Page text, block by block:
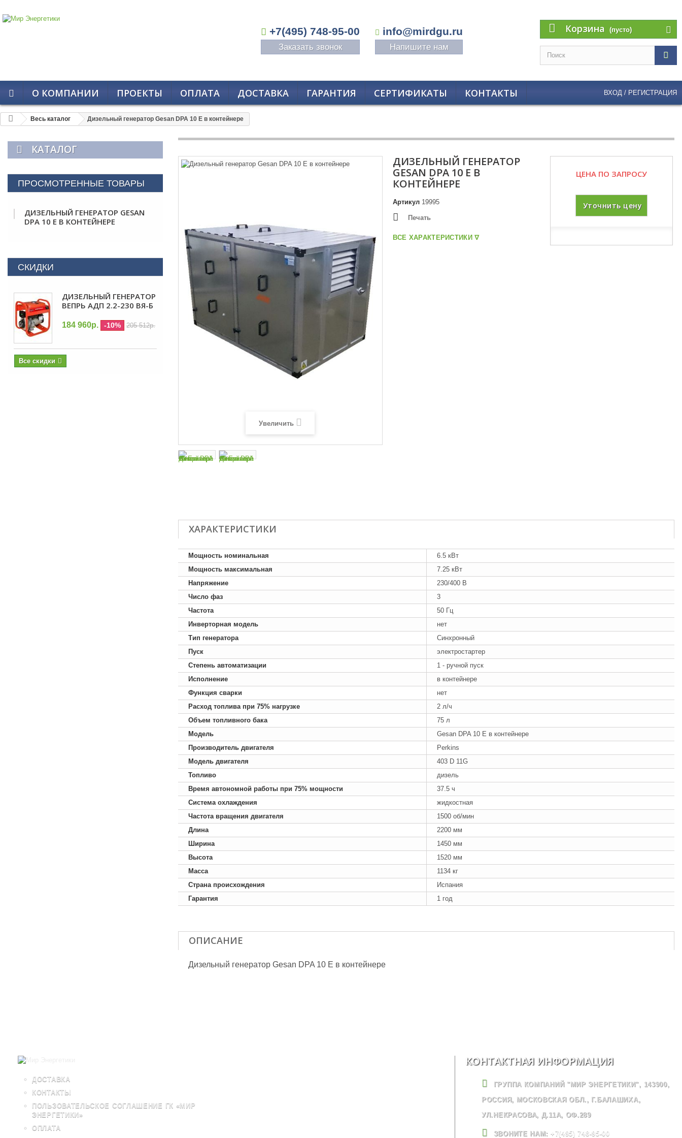
+7(495) 748-95-00 info@mirdgu.ru
Заказать звонок Напишите нам
Корзина (пусто)
О КОМПАНИИ ПРОЕКТЫ ОПЛАТА ДОСТАВКА ГАРАНТИЯ СЕРТИФИКАТЫ КОНТАКТЫ ВХОД / РЕГИСТРАЦИЯ
Весь каталог Дизельный генератор Gesan DPA 10 E в контейнере
КАТАЛОГ
ПРОСМОТРЕННЫЕ ТОВАРЫ
ДИЗЕЛЬНЫЙ ГЕНЕРАТОР GESAN
DPA 10 E В КОНТЕЙНЕРЕ
СКИДКИ
ДИЗЕЛЬНЫЙ ГЕНЕРАТОР
ВЕПРЬ АДП 2.2-230 ВЯ-Б
184 960р. -10% 205 512р.
Все скидки
Увеличить
ДИЗЕЛЬНЫЙ ГЕНЕРАТОР
GESAN DPA 10 E В
КОНТЕЙНЕРЕ
Артикул 19995
Печать
ВСЕ ХАРАКТЕРИСТИКИ ᐁ
ЦЕНА ПО ЗАПРОСУ
Уточнить цену
ХАРАКТЕРИСТИКИ
Мощность номинальная
6.5 кВт
Мощность максимальная
7.25 кВт
Напряжение
230/400 В
Число фаз
3
Частота
50 Гц
Инверторная модель
нет
Тип генератора
Синхронный
Пуск
электростартер
Степень автоматизации
1 - ручной пуск
Исполнение
в контейнере
Функция сварки
нет
Расход топлива при 75% нагрузке
2 л/ч
Объем топливного бака
75 л
Модель
Gesan DPA 10 E в контейнере
Производитель двигателя
Perkins
Модель двигателя
403 D 11G
Топливо
дизель
Время автономной работы при 75% мощности
37.5 ч
Система охлаждения
жидкостная
Частота вращения двигателя
1500 об/мин
Длина
2200 мм
Ширина
1450 мм
Высота
1520 мм
Масса
1134 кг
Страна происхождения
Испания
Гарантия
1 год
ОПИСАНИЕ
Дизельный генератор Gesan DPA 10 E в контейнере
ДОСТАВКА
КОНТАКТЫ
ПОЛЬЗОВАТЕЛЬСКОЕ СОГЛАШЕНИЕ ГК «МИР
ЭНЕРГЕТИКИ»
ОПЛАТА
КОНТАКТНАЯ ИНФОРМАЦИЯ
ГРУППА КОМПАНИЙ "МИР ЭНЕРГЕТИКИ", 143900,
РОССИЯ, МОСКОВСКАЯ ОБЛ., Г.БАЛАШИХА,
УЛ.НЕКРАСОВА, Д.11А, ОФ.289
ЗВОНИТЕ НАМ: +7(495) 748-95-00